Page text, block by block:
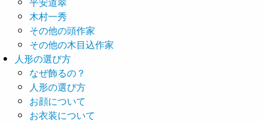
木村一秀
その他の頭作家
その他の木目込作家
人形の選び方
なぜ飾るの？
人形の選び方
お顔について
お衣装について